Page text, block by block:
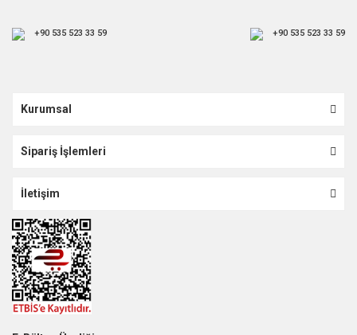
+90 535 523 33 59 +90 535 523 33 59
Kurumsal
Sipariş İşlemleri
İletişim